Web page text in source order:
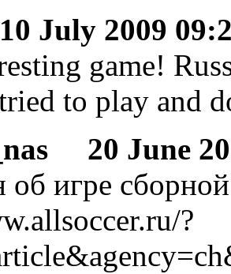
July 2009
game!
to play and
20 June
игре
?